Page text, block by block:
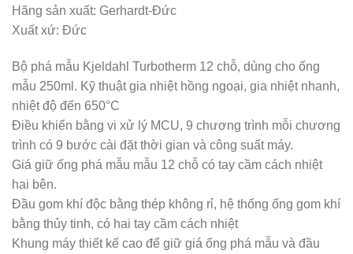
Hãng sản xuất: Gerhardt-Đức
Xuất xứ: Đức
Bộ phá mẫu Kjeldahl Turbotherm 12 chỗ, dùng cho ống
mẫu 250ml. Kỹ thuật gia nhiệt hồng ngoại, gia nhiệt nhanh,
nhiệt độ đến 650°C
Điều khiển bằng vi xử lý MCU, 9 chương trình mỗi chương
trình có 9 bước cài đặt thời gian và công suất máy.
Giá giữ ống phá mẫu mẫu 12 chỗ có tay cầm cách nhiệt
hai bên.
Đầu gom khí độc bằng thép không rỉ, hệ thống ống gom khí
bằng thủy tinh, có hai tay cầm cách nhiệt
Khung máy thiết kế cao để giữ giá ống phá mẫu và đầu